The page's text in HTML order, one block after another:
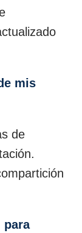
mis
de
para